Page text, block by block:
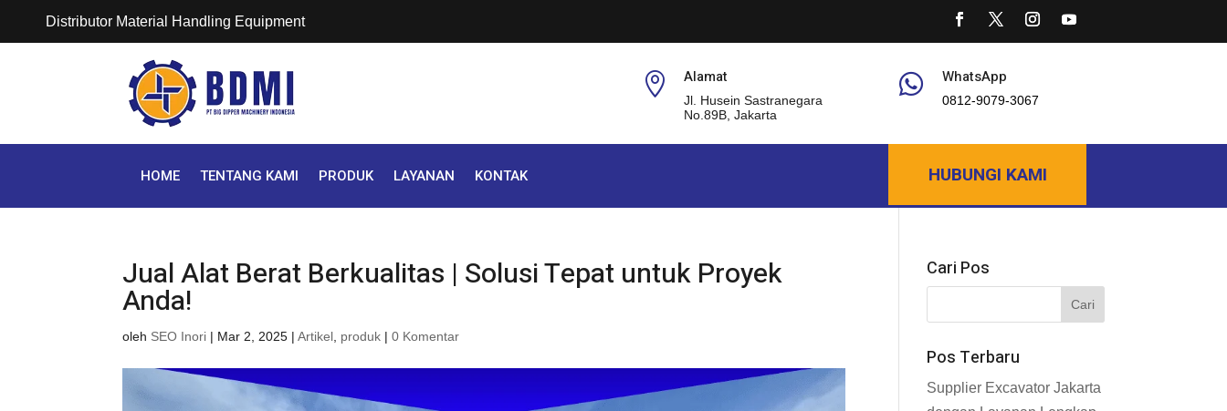
Distributor Material Handling Equipment
 Alamat
Jl. Husein Sastranegara
No.89B, Jakarta
 WhatsApp
0812-9079-3067
HOME TENTANG KAMI PRODUK LAYANAN KONTAK HUBUNGI KAMI
Jual Alat Berat Berkualitas | Solusi Tepat untuk Proyek
Anda!
oleh SEO Inori | Mar 2, 2025 |Artikel produk |0 Komentar
Cari Pos
Pos Terbaru
Supplier Excavator Jakarta